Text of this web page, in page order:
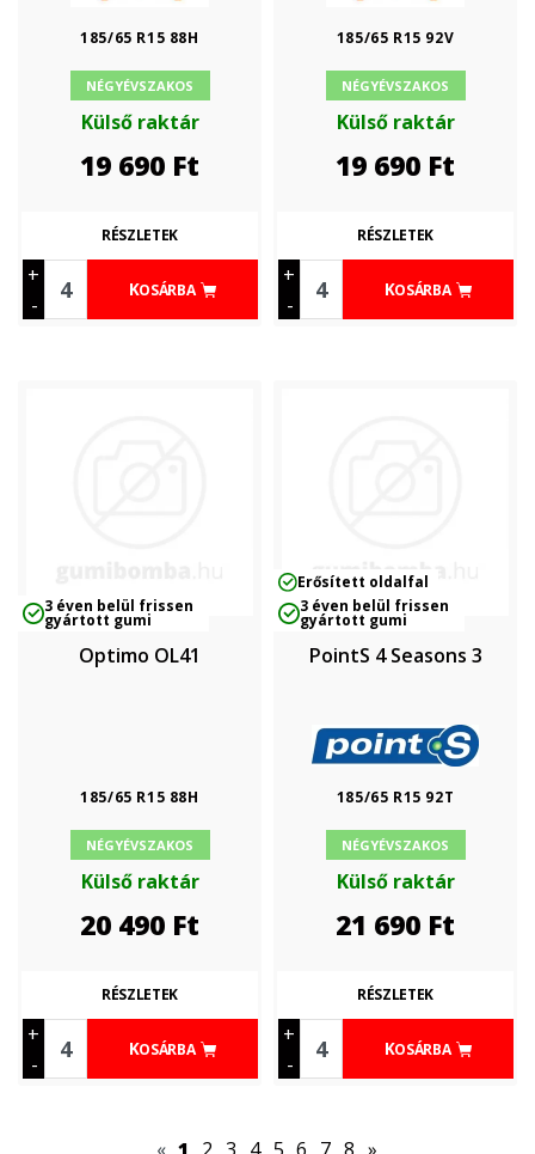
185/65 R15 88H
NÉGYÉVSZAKOS
Külső raktár
19 690 Ft
+
-
KOSÁRBA
RÉSZLETEK
185/65 R15 92V
NÉGYÉVSZAKOS
Külső raktár
19 690 Ft
+
-
KOSÁRBA
RÉSZLETEK
3 éven belül frissen
gyártott gumi
Optimo OL41
185/65 R15 88H
NÉGYÉVSZAKOS
Külső raktár
20 490 Ft
+
-
KOSÁRBA
RÉSZLETEK
Erősített oldalfal
3 éven belül frissen
gyártott gumi
PointS 4 Seasons 3
185/65 R15 92T
NÉGYÉVSZAKOS
Külső raktár
21 690 Ft
+
-
KOSÁRBA
RÉSZLETEK